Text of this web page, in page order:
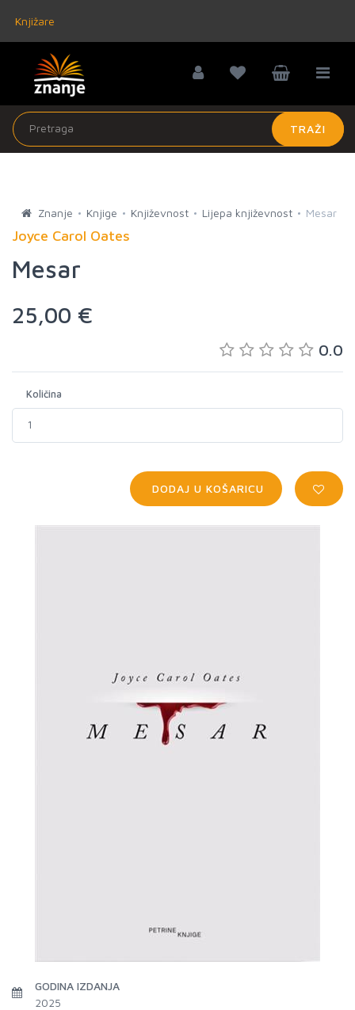
Knjižare
TRAŽI
Znanje Knjige Književnost Lijepa književnost Mesar
Joyce Carol Oates
Mesar
25,00 €
0.0
Količina
DODAJ U KOŠARICU
GODINA IZDANJA
2025